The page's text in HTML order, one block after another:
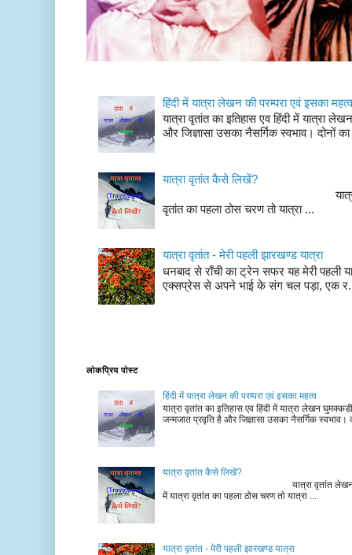
हिंदी में यात्रा लेखन की परम्परा एवं इसका महत्व
यात्रा वृतांत का इतिहास एव हिंदी में यात्रा
और जिज्ञासा उसका नैसर्गिक स्वभाव। दोनों
यात्रा वृतांत कैसे लिखें?
यात्रा वृतांत लेखन के
वृतांत का पहला ठोस चरण तो यात्रा ...
यात्रा वृतांत - मेरी पहली झारखण्ड यात्रा
धनबाद से राँची का ट्रेन सफर यह मेरी पहली
एक्सप्रेस से अपने भाई के संग चल पड़ा, एक
लोकप्रिय पोस्ट
हिंदी में यात्रा लेखन की परम्परा एवं इसका महत्व
यात्रा वृतांत का इतिहास एव हिंदी में यात्रा लेखन
जन्मजात प्रवृति है और जिज्ञासा उसका नैसर्गिक स्वभाव।
यात्रा वृतांत कैसे लिखें?
यात्रा वृतांत लेखन के चरण
में यात्रा वृतांत का पहला ठोस चरण तो यात्रा ...
यात्रा वृतांत - मेरी पहली झारखण्ड यात्रा